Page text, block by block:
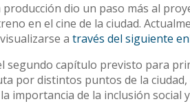
producción dio un paso más al
en el cine de la ciudad.
a través del siguiente
segundo capítulo previsto para
por distintos puntos de la
importancia de la inclusión social